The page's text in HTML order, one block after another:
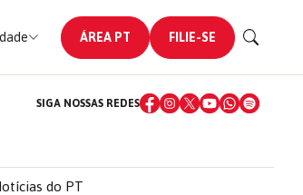
ÁREA PT FILIE-SE
SIGA NOSSAS REDES
do PT